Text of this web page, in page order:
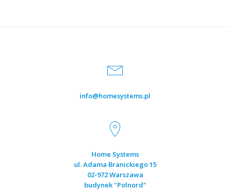
info@homesystems.pl
Home Systems
ul. Adama Branickiego 15
02-972 Warszawa
budynek "Polnord"